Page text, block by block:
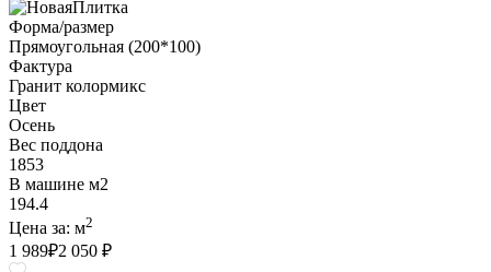
Форма/размер
Прямоугольная (200*100)
Фактура
Гранит колормикс
Цвет
Осень
Вес поддона
1853
В машине м2
194.4
Цена за: м2
1 989₽2 050 ₽